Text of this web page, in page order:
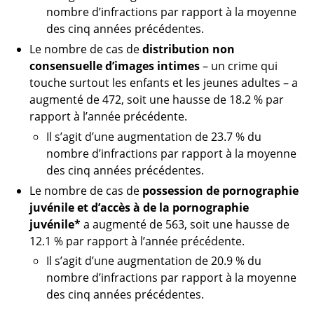
nombre d’infractions par rapport à la moyenne
des cinq années précédentes.
Le nombre de cas dedistribution non
consensuelle d’images intimes– un crime qui
touche surtout les enfants et les jeunes adultes – a
augmenté de 472, soit une hausse de 18.2 % par
rapport à l’année précédente.
Il s’agit d’une augmentation de 23.7 % du
nombre d’infractions par rapport à la moyenne
des cinq années précédentes.
Le nombre de cas de possession de pornographie
juvénile et d’accès à de la pornographie
juvénile*a augmenté de 563, soit une hausse de
12.1 % par rapport à l’année précédente.
Il s’agit d’une augmentation de 20.9 % du
nombre d’infractions par rapport à la moyenne
des cinq années précédentes.